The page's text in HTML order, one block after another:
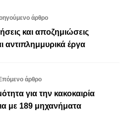
άρθρο
και αποζημιώσεις
αντιπλημμυρικά έργα
άρθρο
για την κακοκαιρία
με 189 μηχανήματα